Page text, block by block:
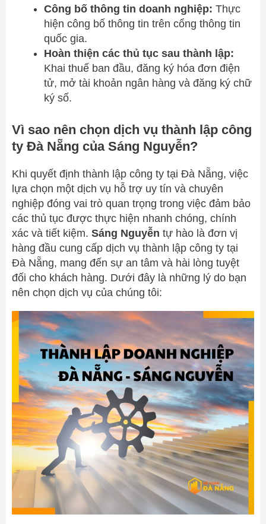
Công bố thông tin doanh nghiệp: Thực
hiện công bố thông tin trên cổng thông tin
quốc gia.
Hoàn thiện các thủ tục sau thành lập:
Khai thuế ban đầu, đăng ký hóa đơn điện
tử, mở tài khoản ngân hàng và đăng ký chữ
ký số.
Vì sao nên chọn dịch vụ thành lập công
ty Đà Nẵng của Sáng Nguyễn?
Khi quyết định thành lập công ty tại Đà Nẵng, việc
lựa chọn một dịch vụ hỗ trợ uy tín và chuyên
nghiệp đóng vai trò quan trọng trong việc đảm bảo
các thủ tục được thực hiện nhanh chóng, chính
xác và tiết kiệm. Sáng Nguyễn tự hào là đơn vị
hàng đầu cung cấp dịch vụ thành lập công ty tại
Đà Nẵng, mang đến sự an tâm và hài lòng tuyệt
đối cho khách hàng. Dưới đây là những lý do bạn
nên chọn dịch vụ của chúng tôi: